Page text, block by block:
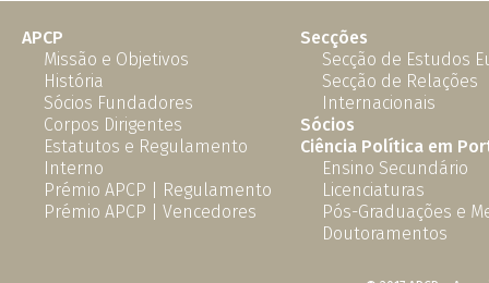
APCP
Missão e Objetivos
História
Sócios Fundadores
Corpos Dirigentes
Estatutos e Regulamento
Interno
Prémio APCP | Regulamento
Prémio APCP | Vencedores
Secções
Secção de Estudos
Secção de Relações
Internacionais
Sócios
Ciência Política em
Ensino Secundário
Licenciaturas
Pós-Graduações e
Doutoramentos